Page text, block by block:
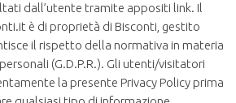
dall’utente tramite appositi link. Il
è di proprietà di Bisconti, gestito
il rispetto della normativa in materia
(G.D.P.R.). Gli utenti/visitatori
la presente Privacy Policy prima